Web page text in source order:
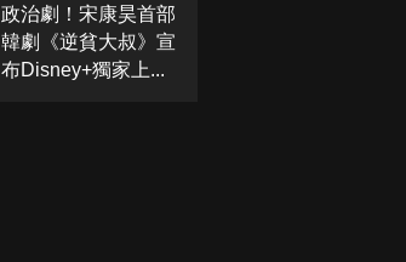
政治劇！宋康昊首部
韓劇《逆貧大叔》宣
布Disney+獨家上...